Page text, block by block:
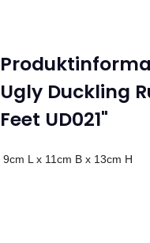
Ugly Duckling
Feet UD021"
9cm L x 11cm B x 13cm H